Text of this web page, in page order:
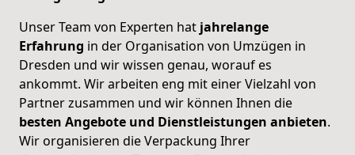
Unser Team von Experten hat jahrelange
Erfahrung in der Organisation von Umzügen in
Dresden und wir wissen genau, worauf es
ankommt. Wir arbeiten eng mit einer Vielzahl von
Partner zusammen und wir können Ihnen die
besten Angebote und Dienstleistungen anbieten.
Wir organisieren die Verpackung Ihrer